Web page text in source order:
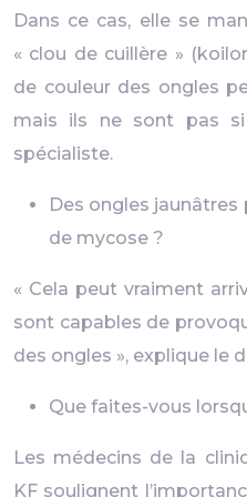
Dans ce cas, elle se
« clou de cuillère »
de couleur des ongles
mais ils ne sont pas
spécialiste.
Des ongles
de mycose ?
« Cela peut vraiment
sont capables de
des ongles », explique le
Que faites-vous
Les médecins de la
KF soulignent